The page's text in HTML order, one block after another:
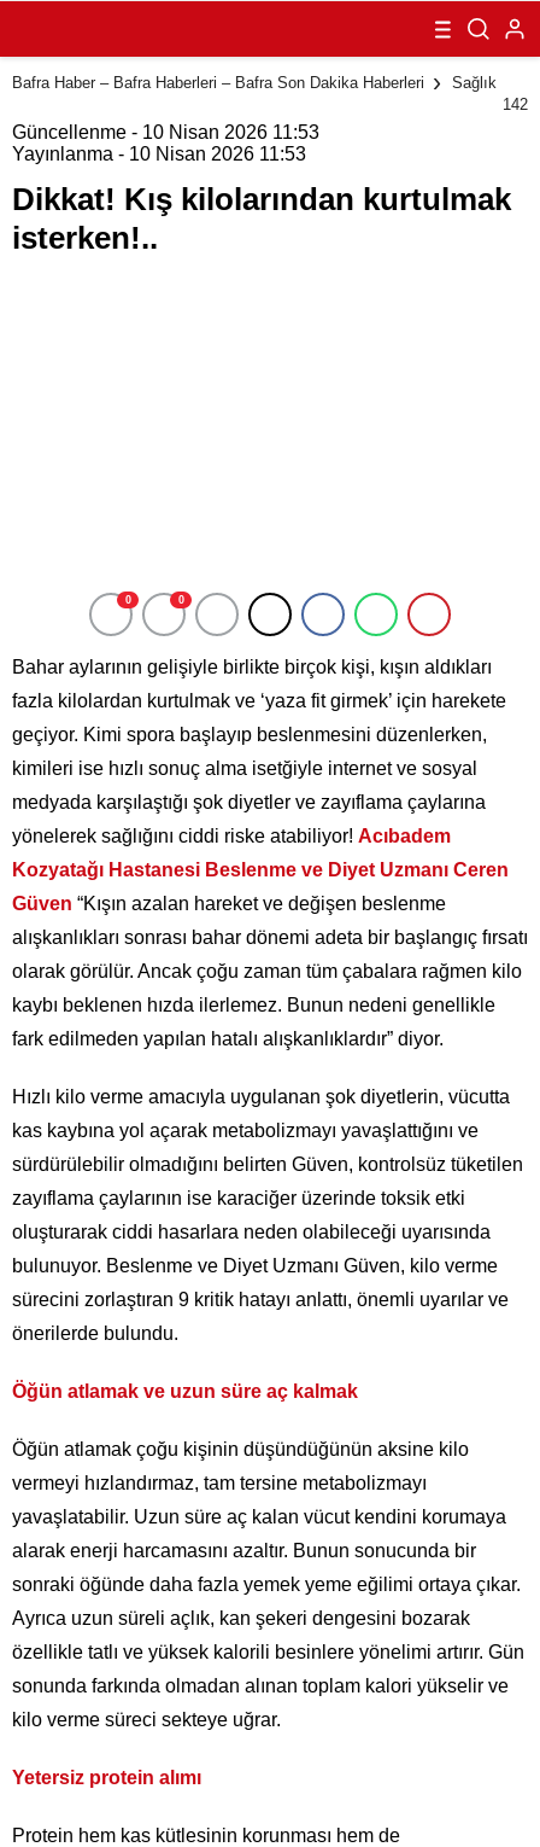
kurtulmak
isterken!..
Bafra Haber – Bafra Haberleri – Bafra Son Dakika Haberleri
Sağlık
142
Güncellenme - 10 Nisan 2026 11:53
Yayınlanma - 10 Nisan 2026 11:53
Dikkat! Kış kilolarından kurtulmak
isterken!..
0 0
Bahar aylarının gelişiyle birlikte birçok kişi, kışın aldıkları
fazla kilolardan kurtulmak ve ‘yaza fit girmek’ için harekete
geçiyor. Kimi spora başlayıp beslenmesini düzenlerken,
kimileri ise hızlı sonuç alma isetğiyle internet ve sosyal
medyada karşılaştığı şok diyetler ve zayıflama çaylarına
yönelerek sağlığını ciddi riske atabiliyor! Acıbadem
Kozyatağı Hastanesi Beslenme ve Diyet Uzmanı Ceren
Güven “Kışın azalan hareket ve değişen beslenme
alışkanlıkları sonrası bahar dönemi adeta bir başlangıç fırsatı
olarak görülür. Ancak çoğu zaman tüm çabalara rağmen kilo
kaybı beklenen hızda ilerlemez. Bunun nedeni genellikle
fark edilmeden yapılan hatalı alışkanlıklardır” diyor.
Hızlı kilo verme amacıyla uygulanan şok diyetlerin, vücutta
kas kaybına yol açarak metabolizmayı yavaşlattığını ve
sürdürülebilir olmadığını belirten Güven, kontrolsüz tüketilen
zayıflama çaylarının ise karaciğer üzerinde toksik etki
oluşturarak ciddi hasarlara neden olabileceği uyarısında
bulunuyor. Beslenme ve Diyet Uzmanı Güven, kilo verme
sürecini zorlaştıran 9 kritik hatayı anlattı, önemli uyarılar ve
önerilerde bulundu.
Öğün atlamak ve uzun süre aç kalmak
Öğün atlamak çoğu kişinin düşündüğünün aksine kilo
vermeyi hızlandırmaz, tam tersine metabolizmayı
yavaşlatabilir. Uzun süre aç kalan vücut kendini korumaya
alarak enerji harcamasını azaltır. Bunun sonucunda bir
sonraki öğünde daha fazla yemek yeme eğilimi ortaya çıkar.
Ayrıca uzun süreli açlık, kan şekeri dengesini bozarak
özellikle tatlı ve yüksek kalorili besinlere yönelimi artırır. Gün
sonunda farkında olmadan alınan toplam kalori yükselir ve
kilo verme süreci sekteye uğrar.
Yetersiz protein alımı
Protein hem kas kütlesinin korunması hem de